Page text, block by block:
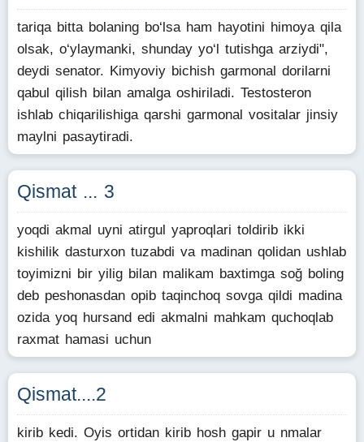
tariqa bitta bolaning bo‘lsa ham hayotini himoya qila
olsak, o‘ylaymanki, shunday yo‘l tutishga arziydi",
deydi senator. Kimyoviy bichish garmonal dorilarni
qabul qilish bilan amalga oshiriladi. Testosteron
ishlab chiqarilishiga qarshi garmonal vositalar jinsiy
maylni pasaytiradi.
Qismat ... 3
yoqdi akmal uyni atirgul yaproqlari toldirib ikki
kishilik dasturxon tuzabdi va madinan qolidan ushlab
toyimizni bir yilig bilan malikam baxtimga soğ boling
deb peshonasdan opib taqinchoq sovga qildi madina
ozida yoq hursand edi akmalni mahkam quchoqlab
raxmat hamasi uchun
Qismat....2
kirib kedi. Oyis ortidan kirib hosh gapir u nmalar